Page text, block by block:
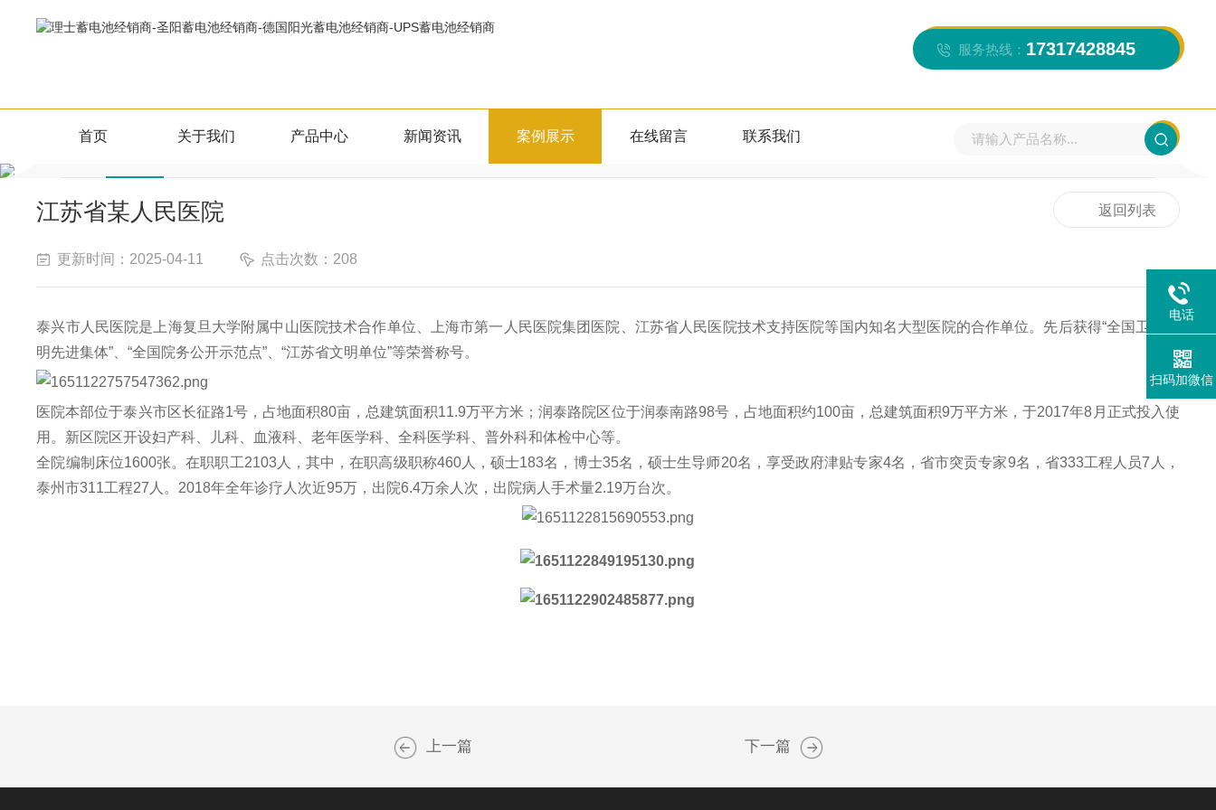
服务热线： 17317428845
首页 关于我们 产品中心 新闻资讯 案例展示 在线留言 联系我们
案例展示
案例展示 当前位置： 首页>>案例展示
江苏省某人民医院
更新时间：2025-04-11 点击次数：208
泰兴市人民医院是上海复旦大学附属中山医院技术合作单位 、上海市第一人民医院集团医院、江苏省人民医院技术支持医院等国内知名大型医院的合作单位。先后获得“全国卫生文
明先进集体”、“全国院务公开示范点”、“江苏省文明单位”等荣誉称号。
医院本部位于泰兴市区长征路1号，占地面积80亩，总建筑面积11.9万平方米；润泰路院区位于润泰南路98号，占地面积约100亩，总建筑面积9万平方米，于2017年8月正式投入使
用。新区院区开设妇产科、儿科、血液科、老年医学科、全科医学科、普外科和体检中心等。
全院编制床位1600张。在职职工2103人，其中，在职高级职称460人，硕士183名，博士35名，硕士生导师20名，享受政府津贴专家4名，省市突贡专家9名，省333工程人员7人，
泰州市311工程27人。2018年全年诊疗人次近95万，出院6.4万余人次，出院病人手术量2.19万台次。
返回列表
上一篇 下一篇
电话
扫码加微信